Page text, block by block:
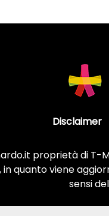
Disclaimer
proprietà di T-
quanto viene
sensi